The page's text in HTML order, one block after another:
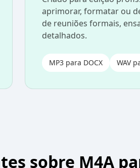
aprimorar, formatar ou
de reuniões formais,
detalhados.
MP3 para DOCX WAV
sobre M4A